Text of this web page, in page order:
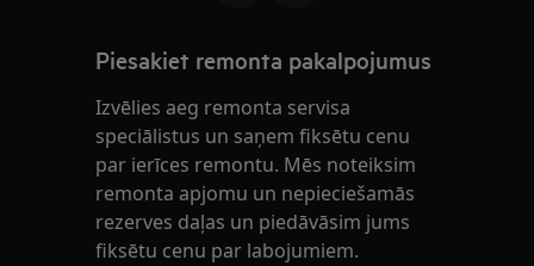
Piesakiet remonta pakalpojumus
Izvēlies aeg remonta servisa
speciālistus un saņem fiksētu cenu
par ierīces remontu. Mēs noteiksim
remonta apjomu un nepieciešamās
rezerves daļas un piedāvāsim jums
fiksētu cenu par labojumiem.